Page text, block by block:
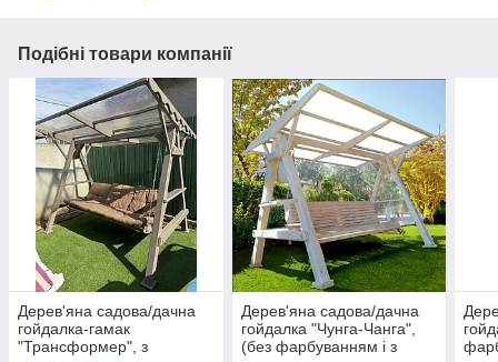
Подібні товари компанії
Дерев'яна садова/дачна
гойдалка-гамак
"Трансформер", з
Дерев'яна садова/дачна
гойдалка "Чунга-Чанга",
(без фарбуванням і з